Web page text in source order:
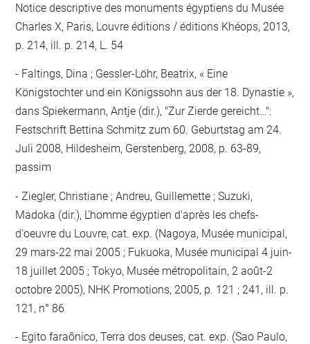
Notice descriptive des monuments égyptiens du Musée
Charles X, Paris, Louvre éditions / éditions Khéops, 2013,
p. 214, ill. p. 214, L. 54
Faltings, Dina ; Gessler-Löhr, Beatrix, « Eine
Königstochter und ein Königssohn aus der 18. Dynastie »,
dans Spiekermann, Antje (dir.), "Zur Zierde gereicht…":
Festschrift Bettina Schmitz zum 60. Geburtstag am 24.
Juli 2008, Hildesheim, Gerstenberg, 2008, p. 63-89,
passim
Ziegler, Christiane ; Andreu, Guillemette ; Suzuki,
Madoka (dir.), L'homme égyptien d'après les chefs-
d'oeuvre du Louvre, cat. exp. (Nagoya, Musée municipal,
29 mars-22 mai 2005 ; Fukuoka, Musée municipal 4 juin-
18 juillet 2005 ; Tokyo, Musée métropolitain, 2 août-2
octobre 2005), NHK Promotions, 2005, p. 121 ; 241, ill. p.
121, n° 86
Egito faraônico, Terra dos deuses, cat. exp. (Sao Paulo,